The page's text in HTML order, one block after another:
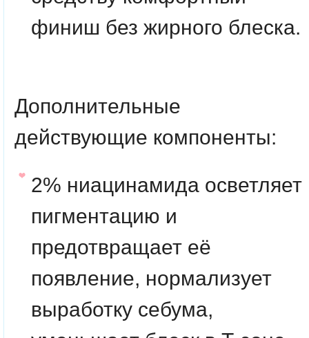
финиш без жирного блеска.
Дополнительные
действующие компоненты:
2% ниацинамида осветляет
пигментацию и
предотвращает её
появление, нормализует
выработку себума,